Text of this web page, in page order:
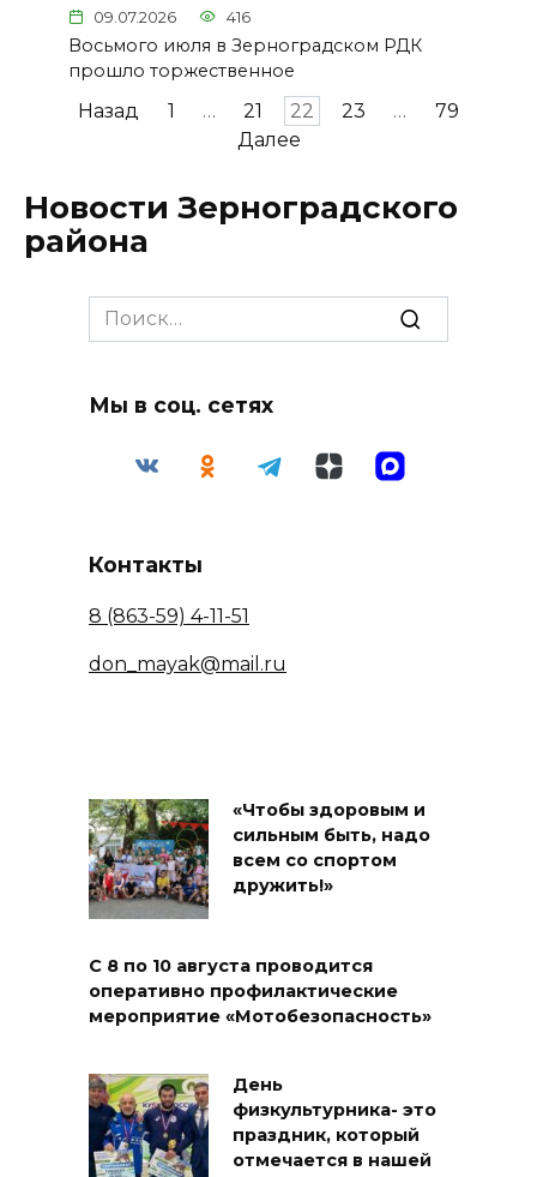
09.07.2026 416
Восьмого июля в Зерноградском РДК
прошло торжественное
Пагинация
Назад 1 … 21 22 23 …
79
Далее
Новости Зерноградского
района
Search
for:
Мы в соц. сетях
Контакты
8 (863-59) 4-11-51
don_mayak@mail.ru
«Чтобы здоровым и
сильным быть, надо
всем со спортом
дружить!»
С 8 по 10 августа проводится
оперативно профилактические
мероприятие «Мотобезопасность»
День
физкультурника- это
праздник, который
отмечается в нашей